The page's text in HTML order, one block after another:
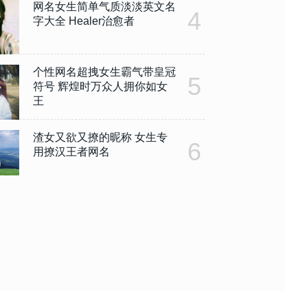
网名女生简单气质淡淡英文名
字大全 Healer治愈者
4
个性网名超拽女生霸气带皇冠
符号 辉煌时万众人拥你如女
王
5
渣女又欲又撩的昵称 女生专
用撩汉王者网名
6